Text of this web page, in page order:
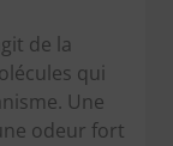
de la
qui
Une
odeur fort